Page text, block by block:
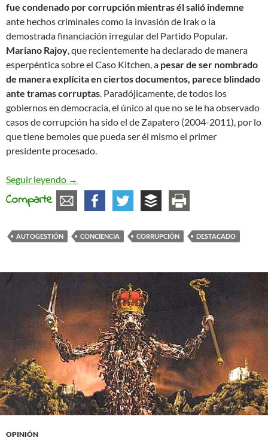
fue condenado por corrupción mientras él salió indemne
ante hechos criminales como la invasión de Irak o la
demostrada financiación irregular del Partido Popular.
Mariano Rajoy, que recientemente ha declarado de manera
esperpéntica sobre el Caso Kitchen, a pesar de ser nombrado
de manera explícita en ciertos documentos, parece blindado
ante tramas corruptas. Paradójicamente, de todos los
gobiernos en democracia, el único al que no se le ha observado
casos de corrupción ha sido el de Zapatero (2004-2011), por lo
que tiene bemoles que pueda ser él mismo el primer
presidente procesado.
Seguir leyendo A propósito de lo de Zapatero y la corrupción
→
Comparte
AUTOGESTIÓN CONCIENCIA CORRUPCIÓN DESTACADO
OPINIÓN